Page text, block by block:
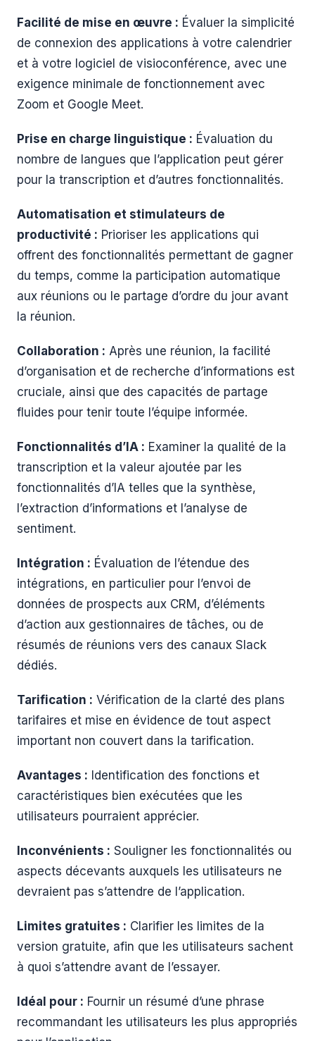
Facilité de mise en œuvre : Évaluer la simplicité
de connexion des applications à votre calendrier
et à votre logiciel de visioconférence, avec une
exigence minimale de fonctionnement avec
Zoom et Google Meet.
Prise en charge linguistique : Évaluation du
nombre de langues que l’application peut gérer
pour la transcription et d’autres fonctionnalités.
Automatisation et stimulateurs de
productivité : Prioriser les applications qui
offrent des fonctionnalités permettant de gagner
du temps, comme la participation automatique
aux réunions ou le partage d’ordre du jour avant
la réunion.
Collaboration : Après une réunion, la facilité
d’organisation et de recherche d’informations est
cruciale, ainsi que des capacités de partage
fluides pour tenir toute l’équipe informée.
Fonctionnalités d’IA : Examiner la qualité de la
transcription et la valeur ajoutée par les
fonctionnalités d’IA telles que la synthèse,
l’extraction d’informations et l’analyse de
sentiment.
Intégration : Évaluation de l’étendue des
intégrations, en particulier pour l’envoi de
données de prospects aux CRM, d’éléments
d’action aux gestionnaires de tâches, ou de
résumés de réunions vers des canaux Slack
dédiés.
Tarification : Vérification de la clarté des plans
tarifaires et mise en évidence de tout aspect
important non couvert dans la tarification.
Avantages : Identification des fonctions et
caractéristiques bien exécutées que les
utilisateurs pourraient apprécier.
Inconvénients : Souligner les fonctionnalités ou
aspects décevants auxquels les utilisateurs ne
devraient pas s’attendre de l’application.
Limites gratuites : Clarifier les limites de la
version gratuite, afin que les utilisateurs sachent
à quoi s’attendre avant de l’essayer.
Idéal pour : Fournir un résumé d’une phrase
recommandant les utilisateurs les plus appropriés